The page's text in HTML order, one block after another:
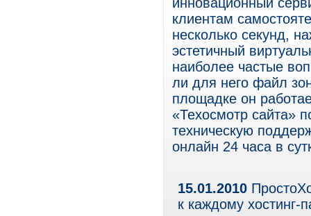
клиентам
несколько секунд,
эстетичный
наиболее частые
ли для него файл
площадке он
«Техосмотр сайта»
техническую
онлайн 24 часа в
15.01.2010
к каждому хостинг-